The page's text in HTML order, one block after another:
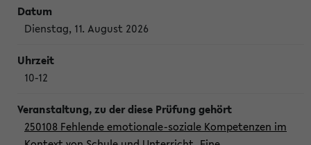
Dienstag, 11. August 2026
10-12
250108 Fehlende emotionale-soziale Kompetenzen im